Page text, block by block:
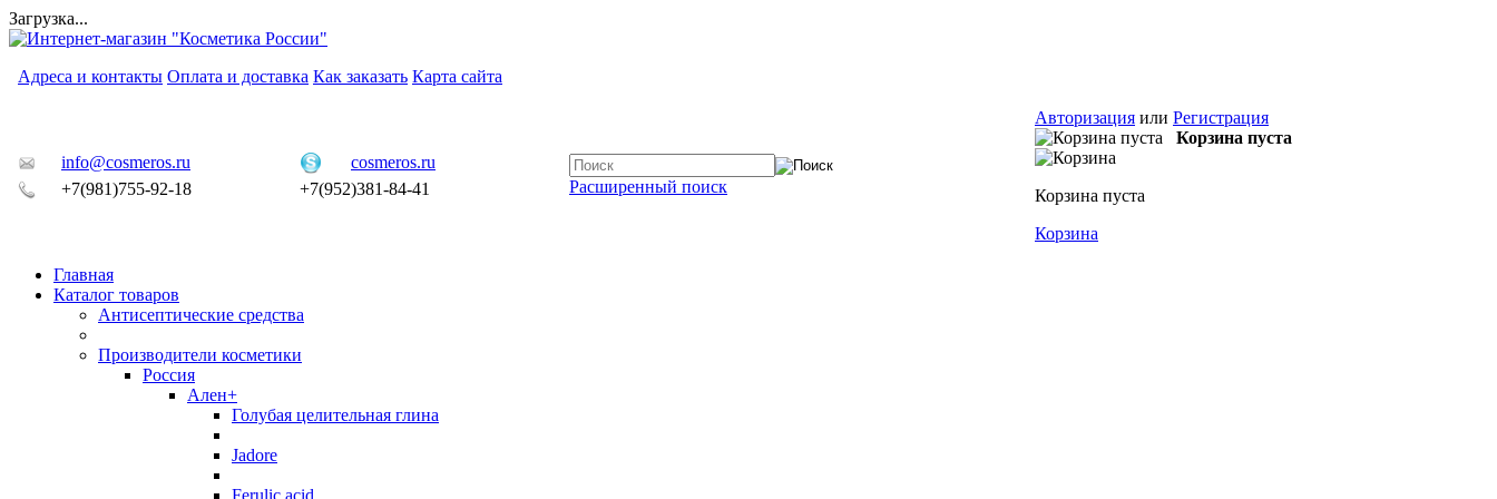
Загрузка...
Адреса и контакты Оплата и доставка Как заказать Карта сайта
info@cosmeros.ru
cosmeros.ru
+7(981)755-92-18
+7(952)381-84-41 Расширенный поиск
Авторизация или Регистрация
Корзина пуста
Корзина пуста
Корзина
Главная
Каталог товаров
Антисептические средства
Производители косметики
Россия
Ален+
Голубая целительная глина
Jadore
Ferulic acid